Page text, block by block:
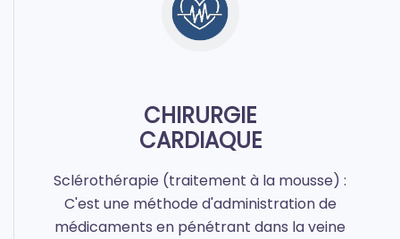
CHIRURGIE
CARDIAQUE
Sclérothérapie (traitement à la mousse) :
C'est une méthode d'administration de
médicaments en pénétrant dans la veine